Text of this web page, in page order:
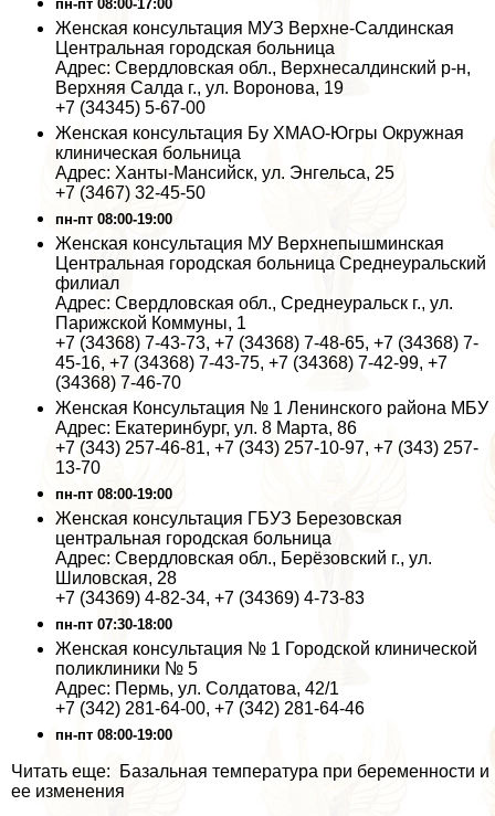
пн-пт 08:00-17:00
Женская консультация МУЗ Верхне-Салдинская
Центральная городская больница
Адрес: Свердловская обл., Верхнесалдинский р-н,
Верхняя Салда г., ул. Воронова, 19
+7 (34345) 5-67-00
Женская консультация Бу ХМАО-Югры Окружная
клиническая больница
Адрес: Ханты-Мансийск, ул. Энгельса, 25
+7 (3467) 32-45-50
пн-пт 08:00-19:00
Женская консультация МУ Верхнепышминская
Центральная городская больница Среднеуральский
филиал
Адрес: Свердловская обл., Среднеуральск г., ул.
Парижской Коммуны, 1
+7 (34368) 7-43-73, +7 (34368) 7-48-65, +7 (34368) 7-
45-16, +7 (34368) 7-43-75, +7 (34368) 7-42-99, +7
(34368) 7-46-70
Женская Консультация № 1 Ленинского района МБУ
Адрес: Екатеринбург, ул. 8 Марта, 86
+7 (343) 257-46-81, +7 (343) 257-10-97, +7 (343) 257-
13-70
пн-пт 08:00-19:00
Женская консультация ГБУЗ Березовская
центральная городская больница
Адрес: Свердловская обл., Берёзовский г., ул.
Шиловская, 28
+7 (34369) 4-82-34, +7 (34369) 4-73-83
пн-пт 07:30-18:00
Женская консультация № 1 Городской клинической
поликлиники № 5
Адрес: Пермь, ул. Солдатова, 42/1
+7 (342) 281-64-00, +7 (342) 281-64-46
пн-пт 08:00-19:00
Читать еще: Базальная температура при беременности и
ее изменения